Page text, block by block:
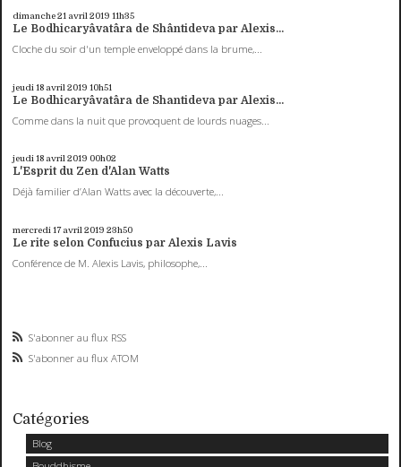
dimanche 21 avril 2019 11h35
Le Bodhicaryâvatâra de Shântideva par Alexis...
Cloche du soir d'un temple enveloppé dans la brume,...
jeudi 18 avril 2019 10h51
Le Bodhicaryâvatâra de Shantideva par Alexis...
Comme dans la nuit que provoquent de lourds nuages...
jeudi 18 avril 2019 00h02
L'Esprit du Zen d'Alan Watts
Déjà familier d’Alan Watts avec la découverte,...
mercredi 17 avril 2019 23h50
Le rite selon Confucius par Alexis Lavis
Conférence de M. Alexis Lavis, philosophe,...
S'abonner au flux RSS
S'abonner au flux ATOM
Catégories
Blog